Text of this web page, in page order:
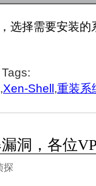
选择需要安装的
Tags:
,Xen-Shell ,重装系
洞，各位
探